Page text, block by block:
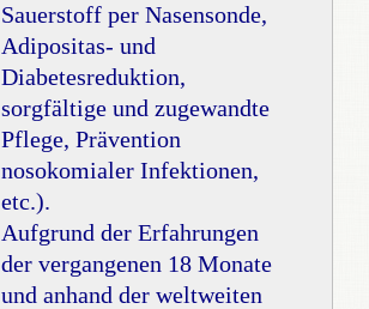
Sauerstoff per Nasensonde,
Adipositas- und
Diabetesreduktion,
sorgfältige und zugewandte
Pflege, Prävention
nosokomialer Infektionen,
etc.).
Aufgrund der Erfahrungen
der vergangenen 18 Monate
und anhand der weltweiten